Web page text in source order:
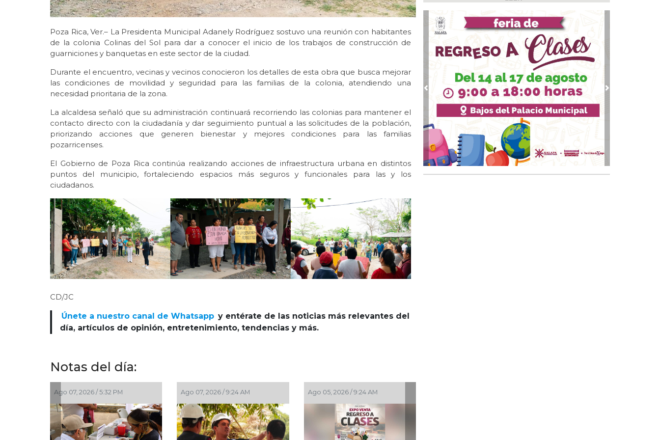
Poza Rica, Ver.– La Presidenta Municipal Adanely Rodríguez sostuvo una reunión con habitantes
de la colonia Colinas del Sol para dar a conocer el inicio de los trabajos de construcción de
guarniciones y banquetas en este sector de la ciudad.
Durante el encuentro, vecinas y vecinos conocieron los detalles de esta obra que busca mejorar
las condiciones de movilidad y seguridad para las familias de la colonia, atendiendo una
necesidad prioritaria de la zona.
La alcaldesa señaló que su administración continuará recorriendo las colonias para mantener el
contacto directo con la ciudadanía y dar seguimiento puntual a las solicitudes de la población,
priorizando acciones que generen bienestar y mejores condiciones para las familias
pozarricenses.
El Gobierno de Poza Rica continúa realizando acciones de infraestructura urbana en distintos
puntos del municipio, fortaleciendo espacios más seguros y funcionales para las y los
ciudadanos.
CD/JC
Únete a nuestro canal de Whatsapp y entérate de las noticias más relevantes del
día, artículos de opinión, entretenimiento, tendencias y más.
Notas del día:
Ago 07, 2026 / 9:24 AM Ago 05, 2026 / 9:24 AM Ago 04, 2026 / 7:30 PM
operativos vs rodadas de motociclistas en Boca
del Río
Ago 07, 2026 / 18:49
¿Con o sin espuma?
Ago 07, 2026 / 18:20
Pedro de Jesús Rosado Guzmán rinde protesta
como alcalde suplente de Úrsulo Galván
Ago 07, 2026 / 17:53
Modernización del World Trade Center
fortalecerá turismo, empleo y economía de Boca
del Río: Maryjose Gamboa
Ago 07, 2026 / 17:32
Ayuntamiento de Xalapa acerca servicios de salud
a los Centros Comunitarios
Ayuntamiento e ICATVER fortalecen capacitación
Previous Next